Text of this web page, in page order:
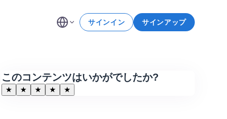
サインイン サインアップ
このコンテンツはいかがでしたか?
★ ★ ★ ★ ★